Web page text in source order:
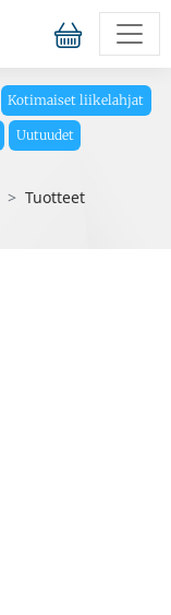
Kotimaiset liikelahjat
Uutuudet
Tuotteet